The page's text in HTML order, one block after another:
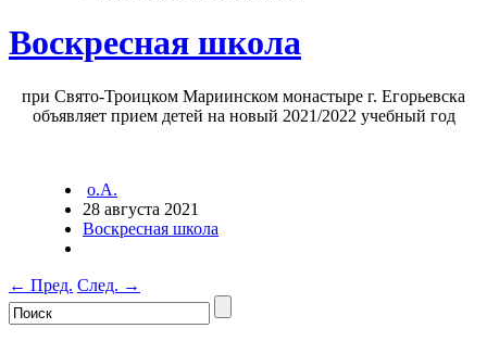
Воскресная школа
при Свято-Троицком Мариинском монастыре г. Егорьевска
объявляет прием детей на новый 2021/2022 учебный год
о.А.
28 августа 2021
Воскресная школа
← Пред. След. →